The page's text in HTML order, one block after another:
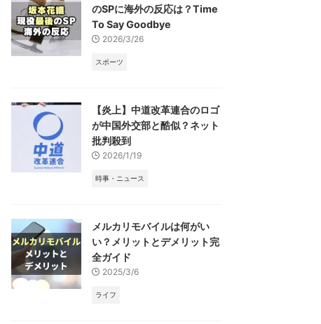
のSPに海外の反応は？Time
To Say Goodbye
2026/3/26
スポーツ
【炎上】中道改革連合のロゴ
が中国外交部と酷似？ネット
批判殺到
2026/1/19
時事・ニュース
メルカリモバイルは何がい
い？メリットとデメリット完
全ガイド
2025/3/6
ライフ